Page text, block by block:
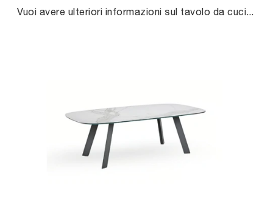
Vuoi avere ulteriori informazioni sul tavolo da cucina Nenè rettangolare di Midj? Clicca e ottieni informazioni sui modelli fissi della firma.